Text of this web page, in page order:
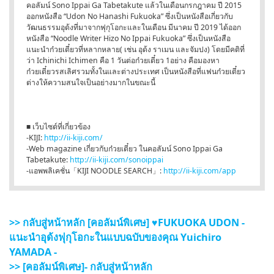
คอลัมน์ Sono Ippai Ga Tabetakute แล้วในเดือนกรกฎาคม ปี 2015
ออกหนังสือ “Udon No Hanashi Fukuoka” ซึ่งเป็นหนังสือเกี่ยวกับ
วัฒนธรรมอุด้งที่มาจากฟุกุโอกะและในเดือน มีนาคม ปี 2019 ได้ออก
หนังสือ “Noodle Writer Hizo No Ippai Fukuoka” ซึ่งเป็นหนังสือ
แนะนำก๋วยเตี๋ยวที่หลากหลาย( เช่น อุด้ง ราเมน และจัมปง) โดยมีคติที่
ว่า Ichinichi Ichimen คือ 1 วันต่อก๋วยเตี๋ยว 1อย่าง คือมองหา
ก๋วยเตี๋ยวรสเลิศรวมทั้งในและต่างประเทศ เป็นหนังสือที่แฟนก๋วยเตี๋ยว
ต่างให้ความสนใจเป็นอย่างมากในขณะนี้
■ เว็บไซต์ที่เกี่ยวข้อง
-KIJI: http://ii-kiji.com/
-Web magazine เกี่ยวกับก๋วยเตี๋ยว ในคอลัมน์ Sono Ippai Ga
Tabetakute: http://ii-kiji.com/sonoippai
-แอพพลิเคชั่น「KIJI NOODLE SEARCH」: http://ii-kiji.com/app
>> กลับสู่หน้าหลัก [คอลัมน์พิเศษ] ♥FUKUOKA UDON -
แนะนำอุด้งฟุกุโอกะในแบบฉบับของคุณ Yuichiro
YAMADA -
>> [คอลัมน์พิเศษ]- กลับสู่หน้าหลัก